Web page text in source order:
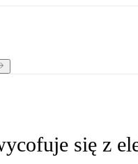
się z